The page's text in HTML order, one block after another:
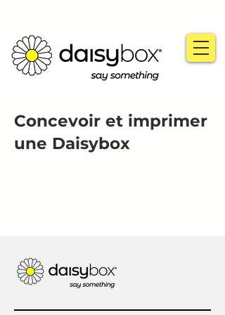
Concevoir et imprimer
une Daisybox